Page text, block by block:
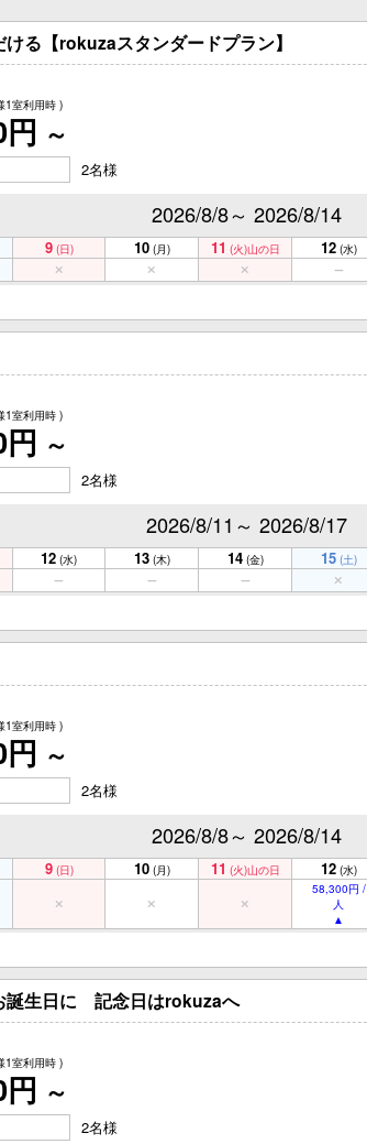
る【rokuzaスタンダードプラン】
1室利用時 )
～
2名様
2026/8/8～ 2026/8/14
9 (日) 10 (月) 11 (火)山の日 12 (水)
1室利用時 )
～
2名様
2026/8/11～ 2026/8/17
12 (水) 13 (木) 14 (金) 15 (土)
1室利用時 )
～
2名様
2026/8/8～ 2026/8/14
9 (日) 10 (月) 11 (火)山の日 12 (水)
58,300円 /
人
誕生日に 記念日はrokuzaへ
1室利用時 )
～
2名様